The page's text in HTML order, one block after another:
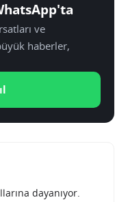
ve
haberler,
dayanıyor.